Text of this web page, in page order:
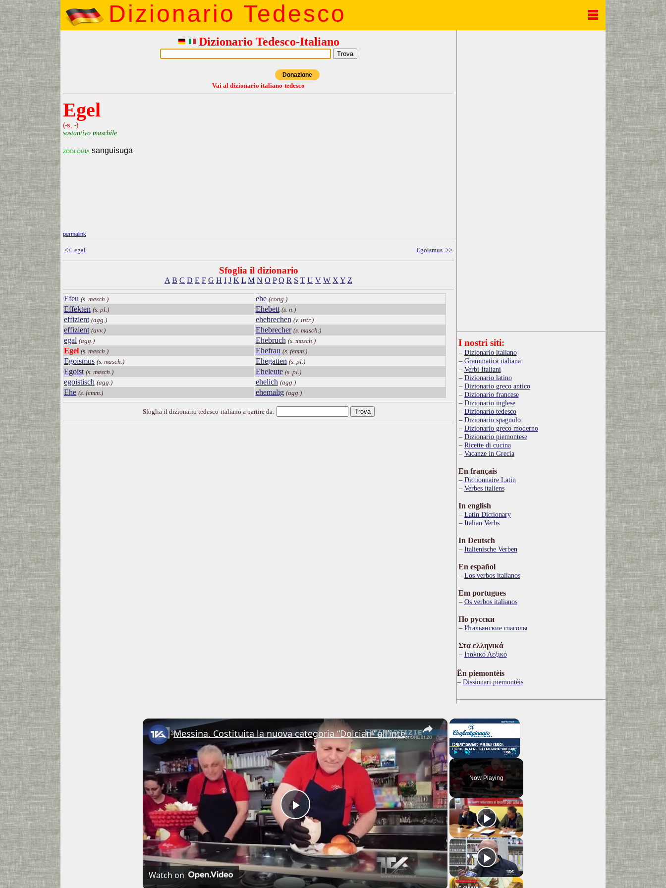
Dizionario Tedesco
Dizionario Tedesco-Italiano
Donazione
Vai al dizionario italiano-tedesco
Egel
(-s, -)
sostantivo maschile
zoologia sanguisuga
permalink
<< egal Egoismus >>
Sfoglia il dizionario
A B C D E F G H I J K L M N O P Q R S T U V W X Y Z
Efeu (s. masch.)
Effekten (s. pl.)
effizient (agg.)
effizient (avv.)
egal (agg.)
Egel (s. masch.)
Egoismus (s. masch.)
Egoist (s. masch.)
egoistisch (agg.)
Ehe (s. femm.)
ehe (cong.)
Ehebett (s. n.)
ehebrechen (v. intr.)
Ehebrecher (s. masch.)
Ehebruch (s. masch.)
Ehefrau (s. femm.)
Ehegatten (s. pl.)
Eheleute (s. pl.)
ehelich (agg.)
ehemalig (agg.)
Sfoglia il dizionario tedesco-italiano a partire da:
I nostri siti:
Dizionario italiano
Grammatica italiana
Verbi Italiani
Dizionario latino
Dizionario greco antico
Dizionario francese
Dizionario inglese
Dizionario tedesco
Dizionario spagnolo
Dizionario greco moderno
Dizionario piemontese
Ricette di cucina
Vacanze in Grecia
En français
Dictionnaire Latin
Verbes italiens
In english
Latin Dictionary
Italian Verbs
In Deutsch
Italienische Verben
En español
Los verbos italianos
Em portugues
Os verbos italianos
По русски
Итальянские глаголы
Στα ελληνικά
Ιταλικό Λεξικό
Ën piemontèis
Dissionari piemontèis
×
Play Fullscreen
Now Playing
×
Play
Video
Messina. Costituita la nuova categoria “Dolciari” all’interno di Confartigianato
Watch on